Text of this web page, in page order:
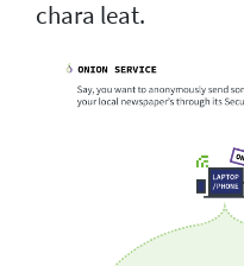
chara leat.